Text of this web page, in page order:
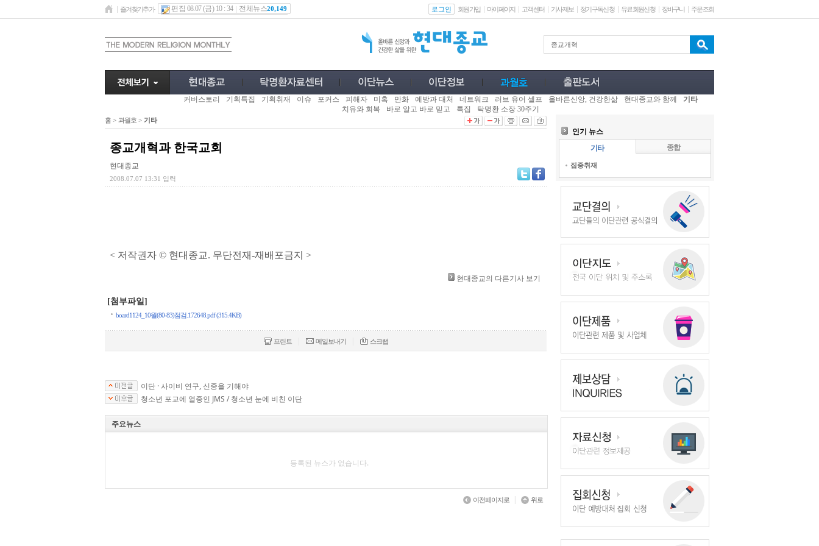
즐겨찾기추가 편집 08.07 (금) 10 : 34 전체뉴스20,149 로그인 회원가입 마이페이지 고객센터 기사제보 정기구독신청 유료회원신청 장바구니 주문조회
커버스토리 기획특집 기획취재 이슈 포커스 피해자 미혹 만화 예방과 대처 네트워크 러브 유어 셀프 올바른신앙, 건강한삶 현대종교와 함께
기타
치유와 회복
바로 알고 바로 믿고 특집 탁명환 소장 30주기
홈 > 과월호 > 기타
종교개혁과 한국교회
현대종교
2008.07.07 13:31 입력
< 저작권자 © 현대종교. 무단전재-재배포금지 >
현대종교의 다른기사 보기
[첨부파일]
board1124_10월(80-83)점검.172648.pdf (315.4KB)
프린트 메일보내기 스크랩
이단 · 사이비 연구, 신중을 기해야
청소년 포교에 열중인 JMS / 청소년 눈에 비친 이단
주요뉴스
등록된 뉴스가 없습니다.
이전페이지로 | 위로
인기 뉴스
기타
종합
집중취재